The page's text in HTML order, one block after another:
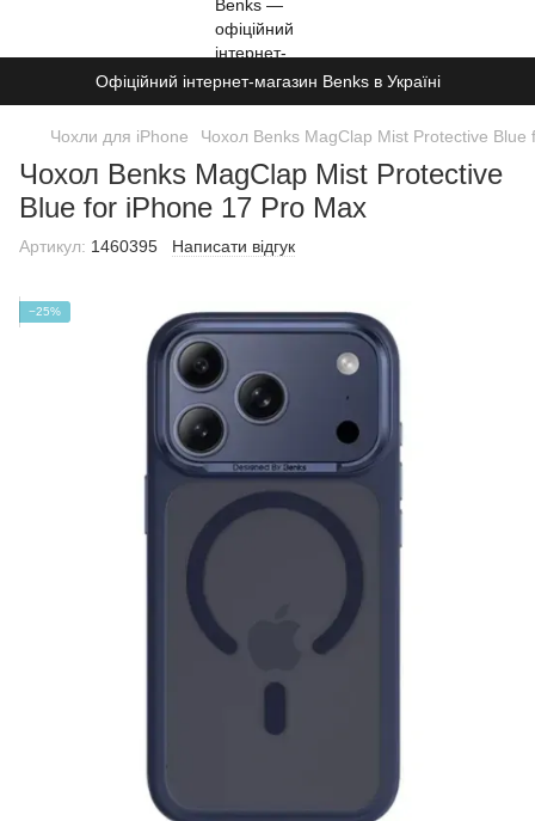
Офіційний інтернет-магазин Benks в Україні
Чохли для iPhone Чохол Benks MagClap Mist Protective Blue
Чохол Benks MagClap Mist Protective
Blue for iPhone 17 Pro Max
Артикул: 1460395 Написати відгук
−25%